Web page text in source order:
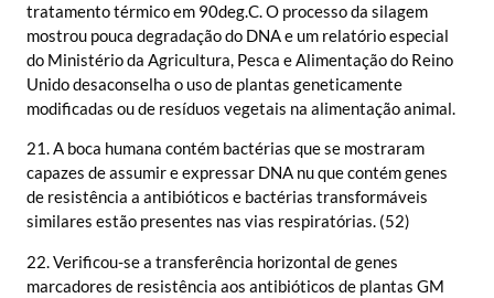
tratamento térmico em 90deg.C. O processo da silagem
mostrou pouca degradação do DNA e um relatório especial
do Ministério da Agricultura, Pesca e Alimentação do Reino
Unido desaconselha o uso de plantas geneticamente
modificadas ou de resíduos vegetais na alimentação animal.
21. A boca humana contém bactérias que se mostraram
capazes de assumir e expressar DNA nu que contém genes
de resistência a antibióticos e bactérias transformáveis
similares estão presentes nas vias respiratórias. (52)
22. Verificou-se a transferência horizontal de genes
marcadores de resistência aos antibióticos de plantas GM